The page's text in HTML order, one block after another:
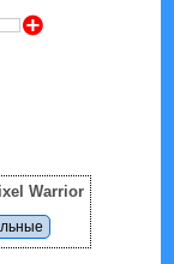
Z
Warrior